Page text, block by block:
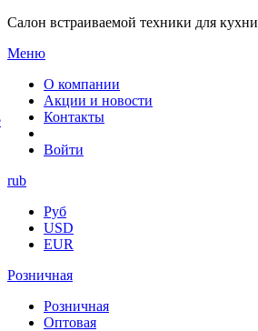
Салон встраиваемой техники для кухни
Меню
О компании
Акции и новости
Контакты
Войти
rub
Руб
USD
EUR
Розничная
Розничная
Оптовая